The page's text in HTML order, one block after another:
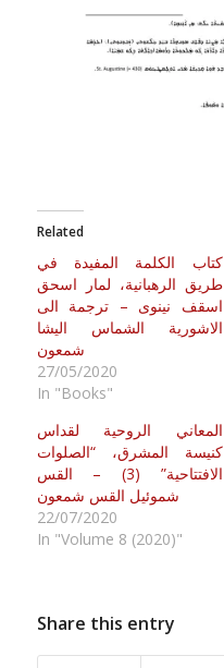
Related
كتاب الكلمة المفيدة في
طريق الرهبانية، لمار اسحق
اسقف نينوى – ترجمة الى
الاشورية الشماس اليشا
شمعون
27/05/2020
In "Books"
المعاني الروحية لقداس
كنيسة المشرق، “الصلوات
الافتتاحية” (3) – القس
شموئيل القس شمعون
22/07/2020
In "Volume 8 (2020)"
Share this entry